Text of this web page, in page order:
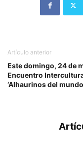
Artículo anterior
Este domingo, 24 de
Encuentro
‘Alhaurinos del